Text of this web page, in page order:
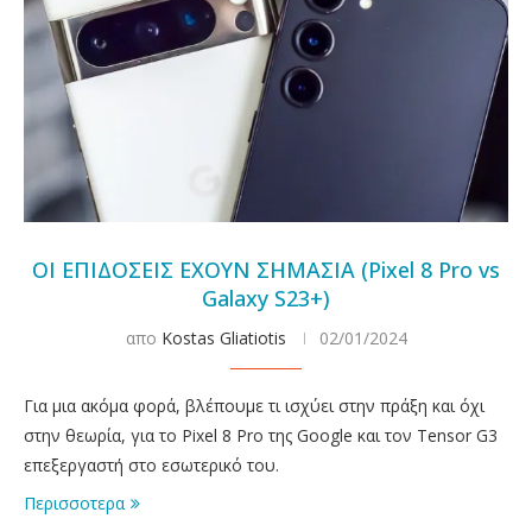
ΟΙ ΕΠΙΔΟΣΕΙΣ ΕΧΟΥΝ ΣΗΜΑΣΙΑ (Pixel 8 Pro vs
Galaxy S23+)
απο Kostas Gliatiotis 02/01/2024
Για μια ακόμα φορά, βλέπουμε τι ισχύει στην πράξη και όχι
στην θεωρία, για το Pixel 8 Pro της Google και τον Tensor G3
επεξεργαστή στο εσωτερικό του.
Περισσοτερα